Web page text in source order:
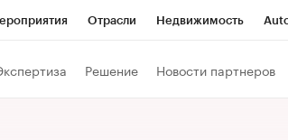
Отрасли Недвижимость
Решение Новости партнеров